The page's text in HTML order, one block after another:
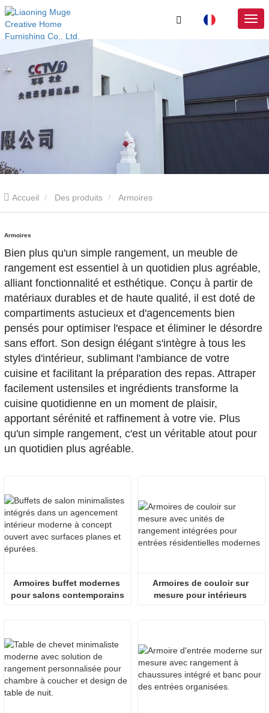
Accueil Des produits Armoires
Armoires
Bien plus qu'un simple rangement, un meuble de
rangement est essentiel à un quotidien plus agréable,
alliant fonctionnalité et esthétique. Conçu à partir de
matériaux durables et de haute qualité, il est doté de
compartiments astucieux et d'agencements bien
pensés pour optimiser l'espace et éliminer le désordre
sans effort. Son design élégant s'intègre à tous les
styles d'intérieur, sublimant l'ambiance de votre
cuisine et facilitant la préparation des repas. Attraper
facilement ustensiles et ingrédients transforme la
cuisine quotidienne en un moment de plaisir,
apportant sérénité et raffinement à votre vie. Plus
qu'un simple rangement, c'est un véritable atout pour
un quotidien plus agréable.
Armoires buffet modernes
pour salons contemporains
Armoires de couloir sur
mesure pour intérieurs